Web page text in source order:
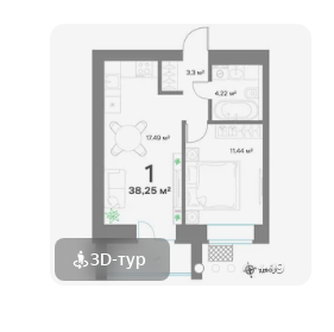
3D-тур +19